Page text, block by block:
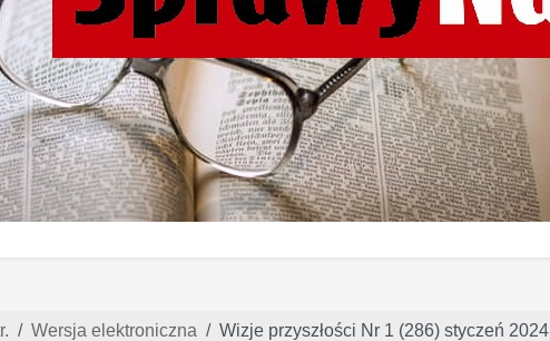
Wersja elektroniczna Wizje przyszłości Nr 1 (286) styczeń 2024